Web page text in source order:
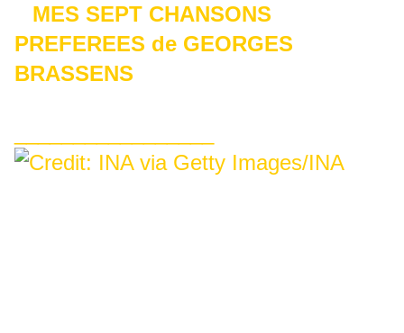
MES SEPT CHANSONS
PREFEREES de GEORGES
BRASSENS